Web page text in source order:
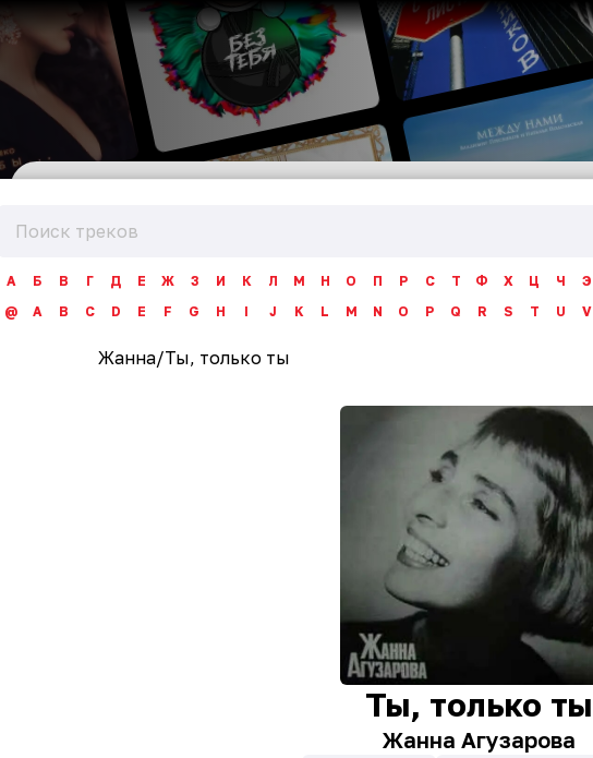
А Б В Г Д Е Ж З И К Л М Н О П Р С Т Ф Х Ц Ч Э
@
A B C D E F G H I J K L M N O P Q R S T U V
Жанна/Ты, только ты
Ты, только ты
Жанна Агузарова